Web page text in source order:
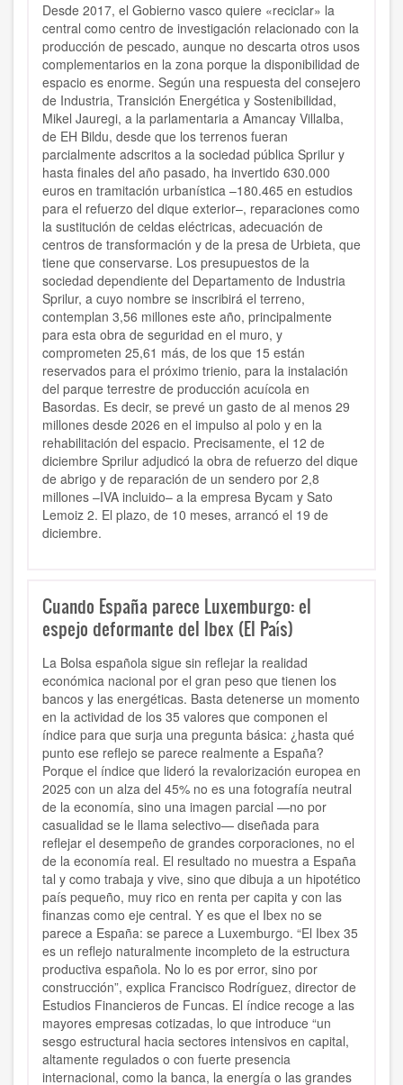
Desde 2017, el Gobierno vasco quiere «reciclar» la
central como centro de investigación relacionado con la
producción de pescado, aunque no descarta otros usos
complementarios en la zona porque la disponibilidad de
espacio es enorme. Según una respuesta del consejero
de Industria, Transición Energética y Sostenibilidad,
Mikel Jauregi, a la parlamentaria a Amancay Villalba,
de EH Bildu, desde que los terrenos fueran
parcialmente adscritos a la sociedad pública Sprilur y
hasta finales del año pasado, ha invertido 630.000
euros en tramitación urbanística –180.465 en estudios
para el refuerzo del dique exterior–, reparaciones como
la sustitución de celdas eléctricas, adecuación de
centros de transformación y de la presa de Urbieta, que
tiene que conservarse. Los presupuestos de la
sociedad dependiente del Departamento de Industria
Sprilur, a cuyo nombre se inscribirá el terreno,
contemplan 3,56 millones este año, principalmente
para esta obra de seguridad en el muro, y
comprometen 25,61 más, de los que 15 están
reservados para el próximo trienio, para la instalación
del parque terrestre de producción acuícola en
Basordas. Es decir, se prevé un gasto de al menos 29
millones desde 2026 en el impulso al polo y en la
rehabilitación del espacio. Precisamente, el 12 de
diciembre Sprilur adjudicó la obra de refuerzo del dique
de abrigo y de reparación de un sendero por 2,8
millones –IVA incluido– a la empresa Bycam y Sato
Lemoiz 2. El plazo, de 10 meses, arrancó el 19 de
diciembre.
Cuando España parece Luxemburgo: el
espejo deformante del Ibex (El País)
La Bolsa española sigue sin reflejar la realidad
económica nacional por el gran peso que tienen los
bancos y las energéticas. Basta detenerse un momento
en la actividad de los 35 valores que componen el
índice para que surja una pregunta básica: ¿hasta qué
punto ese reflejo se parece realmente a España?
Porque el índice que lideró la revalorización europea en
2025 con un alza del 45% no es una fotografía neutral
de la economía, sino una imagen parcial —no por
casualidad se le llama selectivo— diseñada para
reflejar el desempeño de grandes corporaciones, no el
de la economía real. El resultado no muestra a España
tal y como trabaja y vive, sino que dibuja a un hipotético
país pequeño, muy rico en renta per capita y con las
finanzas como eje central. Y es que el Ibex no se
parece a España: se parece a Luxemburgo. “El Ibex 35
es un reflejo naturalmente incompleto de la estructura
productiva española. No lo es por error, sino por
construcción”, explica Francisco Rodríguez, director de
Estudios Financieros de Funcas. El índice recoge a las
mayores empresas cotizadas, lo que introduce “un
sesgo estructural hacia sectores intensivos en capital,
altamente regulados o con fuerte presencia
internacional, como la banca, la energía o las grandes